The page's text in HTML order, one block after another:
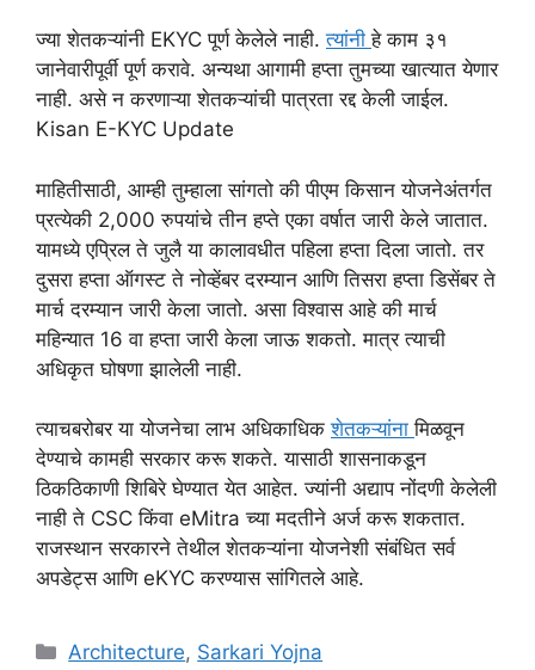
ज्या शेतकऱ्यांनी EKYC पूर्ण केलेले नाही.त्यांनीहे काम ३१
जानेवारीपूर्वी पूर्ण करावे. अन्यथा आगामी हप्ता तुमच्या खात्यात येणार
नाही. असे न करणाऱ्या शेतकऱ्यांची पात्रता रद्द केली जाईल.
Kisan E-KYC Update
माहितीसाठी, आम्ही तुम्हाला सांगतो की पीएम किसान योजनेअंतर्गत
प्रत्येकी 2,000 रुपयांचे तीन हप्ते एका वर्षात जारी केले जातात.
यामध्ये एप्रिल ते जुलै या कालावधीत पहिला हप्ता दिला जातो. तर
दुसरा हप्ता ऑगस्ट ते नोव्हेंबर दरम्यान आणि तिसरा हप्ता डिसेंबर ते
मार्च दरम्यान जारी केला जातो. असा विश्वास आहे की मार्च
महिन्यात 16 वा हप्ता जारी केला जाऊ शकतो. मात्र त्याची
अधिकृत घोषणा झालेली नाही.
त्याचबरोबर या योजनेचा लाभ अधिकाधिकशेतकऱ्यांनामिळवून
देण्याचे कामही सरकार करू शकते. यासाठी शासनाकडून
ठिकठिकाणी शिबिरे घेण्यात येत आहेत. ज्यांनी अद्याप नोंदणी केलेली
नाही ते CSC किंवा eMitra च्या मदतीने अर्ज करू शकतात.
राजस्थान सरकारने तेथील शेतकऱ्यांना योजनेशी संबंधित सर्व
अपडेट्स आणि eKYC करण्यास सांगितले आहे.
Categories
Architecture, Sarkari Yojna